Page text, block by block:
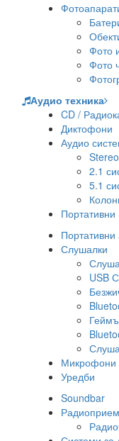
Фото
Фото
Аудио техника
CD /
Диктофони
Аудио
2.1
5.1
Портативни
Слушалки
USB
Микрофони
Уредби
Soundbar